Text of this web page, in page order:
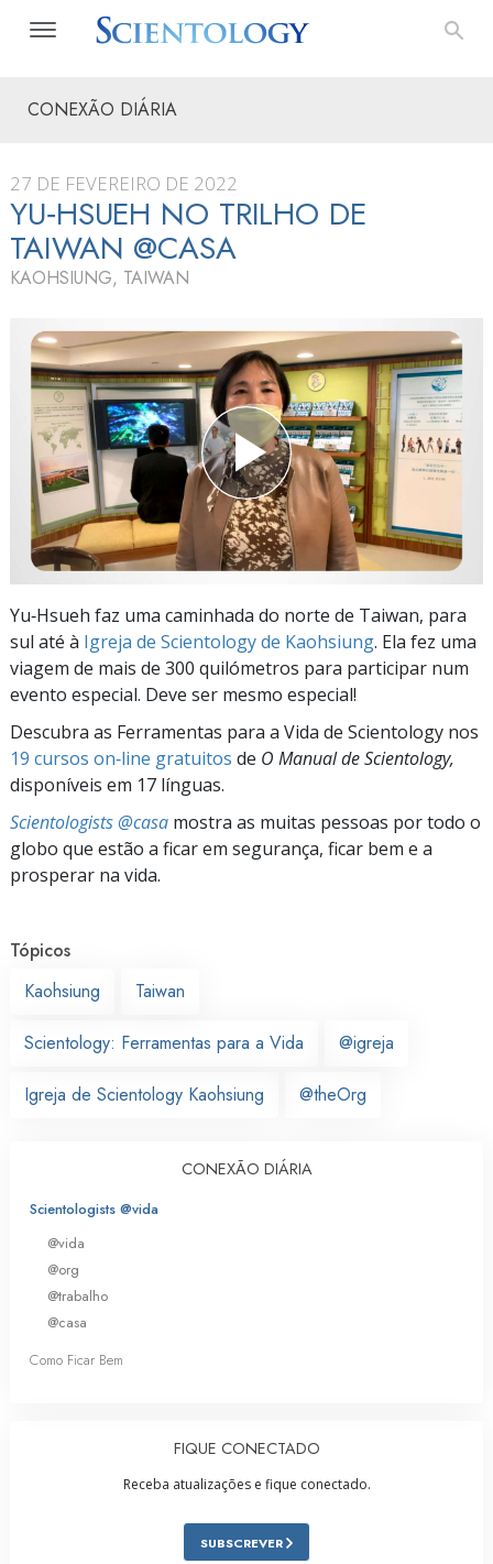
CONEXÃO DIÁRIA
27 DE FEVEREIRO DE 2022
YU‑HSUEH NO TRILHO DE
TAIWAN @CASA
KAOHSIUNG, TAIWAN
Yu‑Hsueh faz uma caminhada do norte de Taiwan, para
sul até à Igreja de Scientology de Kaohsiung. Ela fez uma
viagem de mais de 300 quilómetros para participar num
evento especial. Deve ser mesmo especial!
Descubra as Ferramentas para a Vida de Scientology nos
19 cursos on‑line gratuitos de O Manual de Scientology,
disponíveis em 17 línguas.
Scientologists @casa mostra as muitas pessoas por todo o
globo que estão a ficar em segurança, ficar bem e a
prosperar na vida.
Tópicos
Kaohsiung
Taiwan
Scientology: Ferramentas para a Vida @igreja
Igreja de Scientology Kaohsiung @theOrg
CONEXÃO DIÁRIA
Scientologists @vida
@vida
@org
@trabalho
@casa
Como Ficar Bem
FIQUE CONECTADO
Receba atualizações e fique conectado.
SUBSCREVER